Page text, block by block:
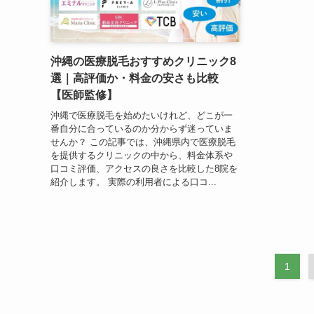
沖縄の医療脱毛おすすめクリニック8
選｜高評価か・料金の安さも比較
【医師監修】
沖縄で医療脱毛を始めたいけれど、どこが一
番自分に合っているのか分からず迷っていま
せんか？ この記事では、沖縄県内で医療脱毛
を提供するクリニックの中から、料金体系や
口コミ評価、アクセスの良さを比較した8院を
紹介します。 実際の利用者による口コ...
1